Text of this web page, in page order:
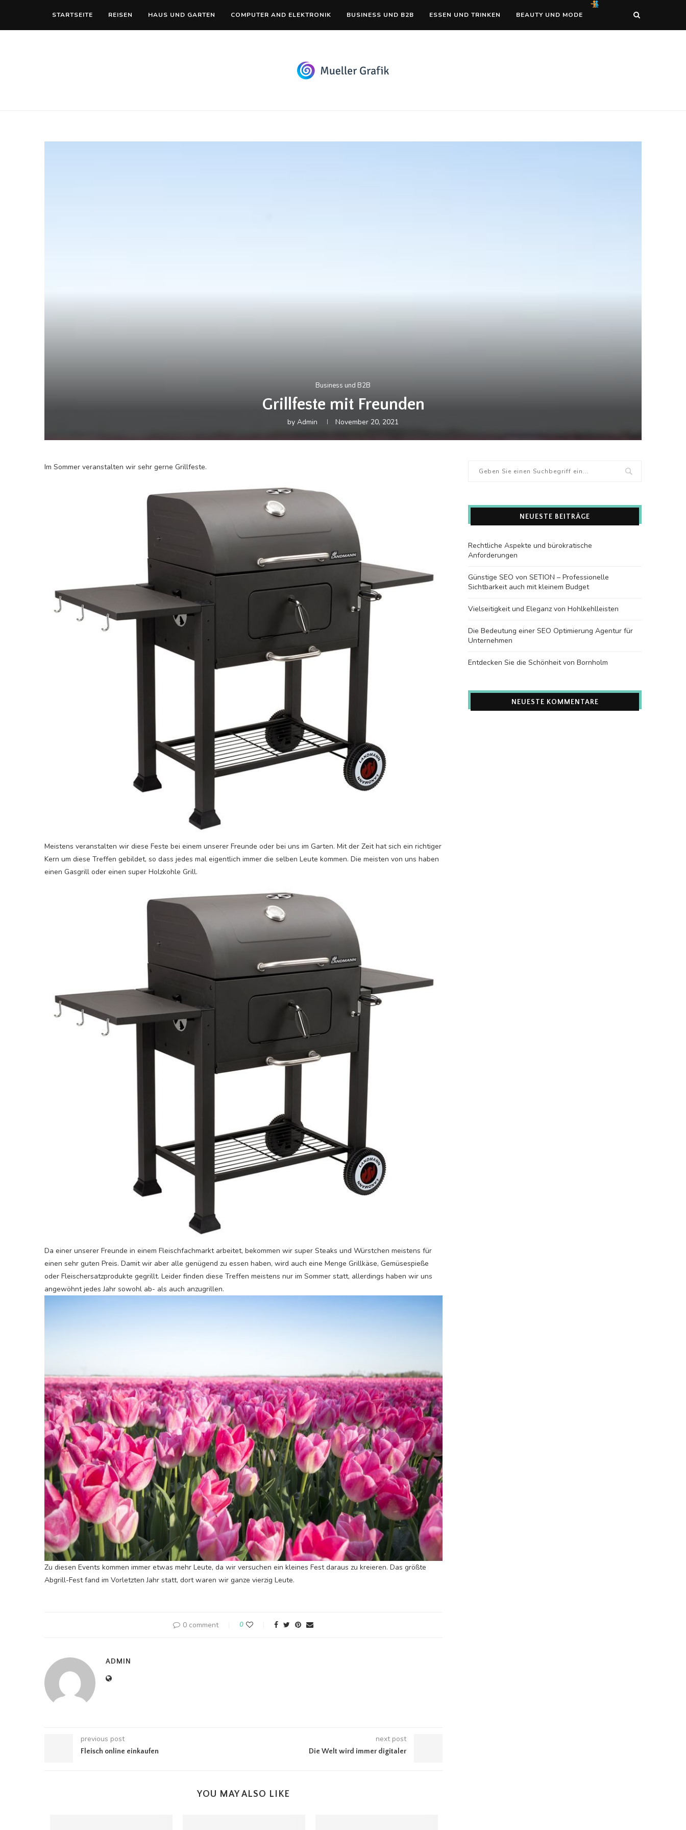
STARTSEITE REISEN HAUS UND GARTEN COMPUTER AND ELEKTRONIK BUSINESS UND B2B ESSEN UND TRINKEN BEAUTY UND MODE
Business und B2B
Grillfeste mit Freunden
by Admin November 20, 2021
Im Sommer veranstalten wir sehr gerne Grillfeste.
Meistens veranstalten wir diese Feste bei einem unserer Freunde oder bei uns im Garten. Mit der Zeit hat sich ein richtiger
Kern um diese Treffen gebildet, so dass jedes mal eigentlich immer die selben Leute kommen. Die meisten von uns haben
einen Gasgrill oder einen super Holzkohle Grill.
Da einer unserer Freunde in einem Fleischfachmarkt arbeitet, bekommen wir super Steaks und Würstchen meistens für
einen sehr guten Preis. Damit wir aber alle genügend zu essen haben, wird auch eine Menge Grillkäse, Gemüsespieße
oder Fleischersatzprodukte gegrillt. Leider finden diese Treffen meistens nur im Sommer statt, allerdings haben wir uns
angewöhnt jedes Jahr sowohl ab- als auch anzugrillen.
Zu diesen Events kommen immer etwas mehr Leute, da wir versuchen ein kleines Fest daraus zu kreieren. Das größte
Abgrill-Fest fand im Vorletzten Jahr statt, dort waren wir ganze vierzig Leute.
0 comment 0
ADMIN
previous post
Fleisch online einkaufen
next post
Die Welt wird immer digitaler
YOU MAY ALSO LIKE
NEUESTE BEITRÄGE
Rechtliche Aspekte und bürokratische
Anforderungen
Günstige SEO von SETION – Professionelle
Sichtbarkeit auch mit kleinem Budget
Vielseitigkeit und Eleganz von Hohlkehlleisten
Die Bedeutung einer SEO Optimierung Agentur für
Unternehmen
Entdecken Sie die Schönheit von Bornholm
NEUESTE KOMMENTARE